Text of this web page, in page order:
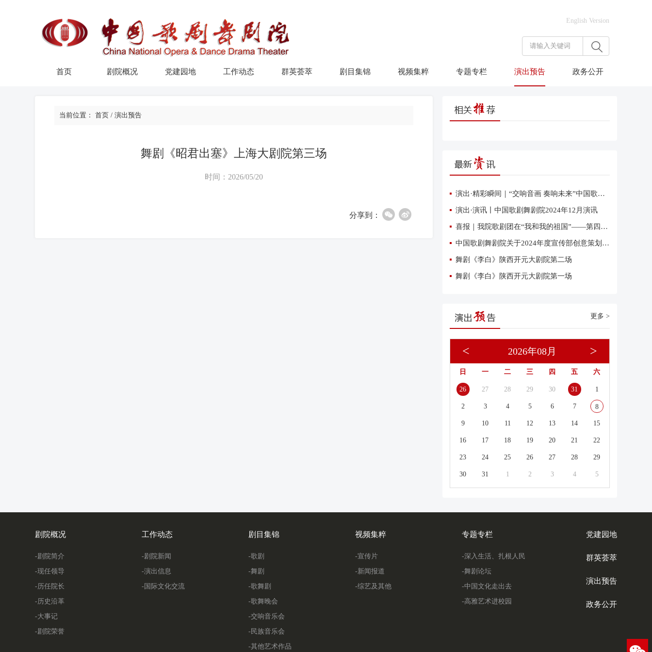
English Version
首页 剧院概况 党建园地 工作动态 群英荟萃 剧目集锦 视频集粹 专题专栏 演出预告 政务公开
当前位置： 首页 / 演出预告
舞剧《昭君出塞》上海大剧院第三场
时间：2026/05/20
分享到：
演出·精彩瞬间｜“交响音画 奏响未来”中国歌剧舞剧院交响音乐会在雄安上演
演出·演讯丨中国歌剧舞剧院2024年12月演讯
喜报｜我院歌剧团在“我和我的祖国”——第四届优秀网络短视频大赛中荣获三项大奖
中国歌剧舞剧院关于2024年度宣传部创意策划复试有关事项的通知
舞剧《李白》陕西开元大剧院第二场
舞剧《李白》陕西开元大剧院第一场
更多 >
2026年08月
< >
日 一 二 三 四 五 六
26 27 28 29 30 31 1
2 3 4 5 6 7 8
9 10 11 12 13 14 15
16 17 18 19 20 21 22
23 24 25 26 27 28 29
30 31 1 2 3 4 5
剧院概况
-剧院简介
-现任领导
-历任院长
-历史沿革
-大事记
-剧院荣誉
工作动态
-剧院新闻
-演出信息
-国际文化交流
剧目集锦
-歌剧
-舞剧
-歌舞剧
-歌舞晚会
-交响音乐会
-民族音乐会
-其他艺术作品
视频集粹
-宣传片
-新闻报道
-综艺及其他
专题专栏
-深入生活、扎根人民
-舞剧论坛
-中国文化走出去
-高雅艺术进校园
党建园地
群英荟萃
演出预告
政务公开